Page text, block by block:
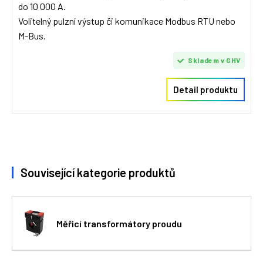
do 10 000 A.
Volitelný pulzní výstup či komunikace Modbus RTU nebo
M-Bus.
Skladem v GHV
Detail produktu
Související kategorie produktů
Měřicí transformátory proudu